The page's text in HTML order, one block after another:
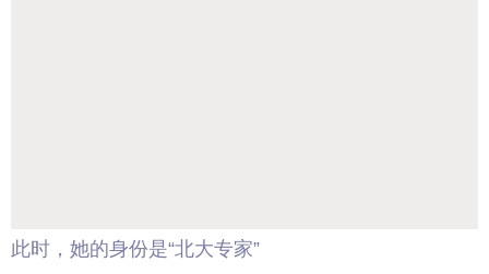
此时，她的身份是“北大专家”